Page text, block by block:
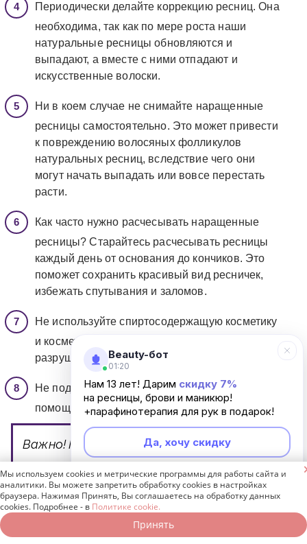
Периодически делайте коррекцию ресниц. Она
необходима, так как по мере роста наши
натуральные ресницы обновляются и
выпадают, а вместе с ними отпадают и
искусственные волоски.
Ни в коем случае не снимайте наращенные
ресницы самостоятельно. Это может привести
к повреждению волосяных фолликулов
натуральных ресниц, вследствие чего они
могут начать выпадать или вовсе перестать
расти.
Как часто нужно расчесывать наращенные
ресницы? Старайтесь расчесывать ресницы
каждый день от основания до кончиков. Это
поможет сохранить красивый вид ресничек,
избежать спутывания и заломов.
Не используйте спиртосодержащую косметику
и косметику на маслах. Это может привести к
разрушению клеевого слоя и потере ресничек.
Не подкручивайте наращенные реснички с
помощью щипчиков.
Важно!После умывания можно очень
аккуратно расчесать наращенные
ресницы щеточкой. Так получится
придать им красивую форму. Сушить их
стоит естественным путем, без
Beauty-бот
01:20
Нам 13 лет! Дарим скидку 7%
на ресницы, брови и маникюр!
+парафинотерапия для рук в подарок!
Да, хочу скидку
Неинтересно
Мы используем cookies и метрические программы для работы сайта и
аналитики. Вы можете запретить обработку cookies в настройках
браузера. Нажимая Принять, Вы соглашаетесь на обработку данных
cookies. Подробнее - в Политике cookie.
Принять